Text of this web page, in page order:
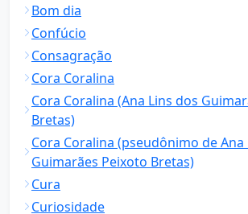
Bom dia
Confúcio
Consagração
Cora Coralina
Cora Coralina (Ana Lins dos
Bretas)
Cora Coralina (pseudônimo de Ana
Guimarães Peixoto Bretas)
Cura
Curiosidade